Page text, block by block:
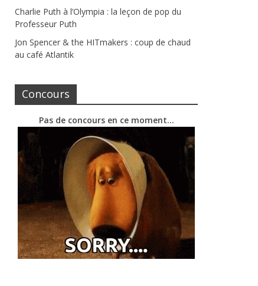
Charlie Puth à l’Olympia : la leçon de pop du
Professeur Puth
Jon Spencer & the HITmakers : coup de chaud
au café Atlantik
Concours
Pas de concours en ce moment…